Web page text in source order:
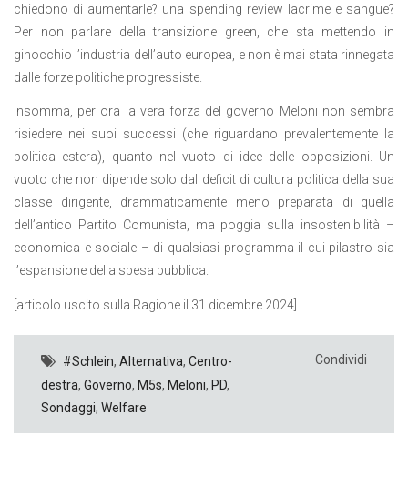
chiedono di aumentarle? una spending review lacrime e sangue?
Per non parlare della transizione green, che sta mettendo in
ginocchio l’industria dell’auto europea, e non è mai stata rinnegata
dalle forze politiche progressiste.
Insomma, per ora la vera forza del governo Meloni non sembra
risiedere nei suoi successi (che riguardano prevalentemente la
politica estera), quanto nel vuoto di idee delle opposizioni. Un
vuoto che non dipende solo dal deficit di cultura politica della sua
classe dirigente, drammaticamente meno preparata di quella
dell’antico Partito Comunista, ma poggia sulla insostenibilità –
economica e sociale – di qualsiasi programma il cui pilastro sia
l’espansione della spesa pubblica.
[articolo uscito sulla Ragione il 31 dicembre 2024]
#Schlein, Alternativa, Centro-
destra, Governo, M5s, Meloni, PD,
Sondaggi, Welfare
Condividi